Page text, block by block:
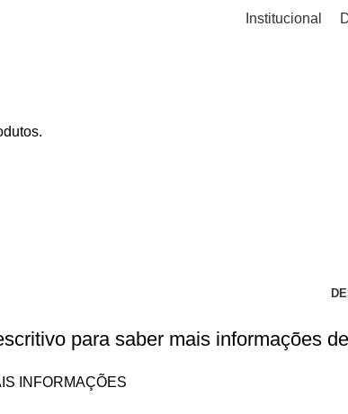
Institucional
para saber mais informações
INFORMAÇÕES